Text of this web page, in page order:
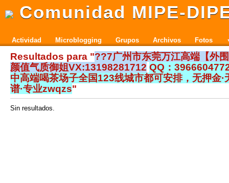
Comunidad MIPE-
Actividad Microblogging Grupos Archivos Fotos
Resultados para "??7广州市东莞万江高端【外
颜值气质御姐VX:13198281712 QQ：
中高端喝茶场子全国123线城市都可安排，无押金·
谱·专业zwqzs"
Sin resultados.